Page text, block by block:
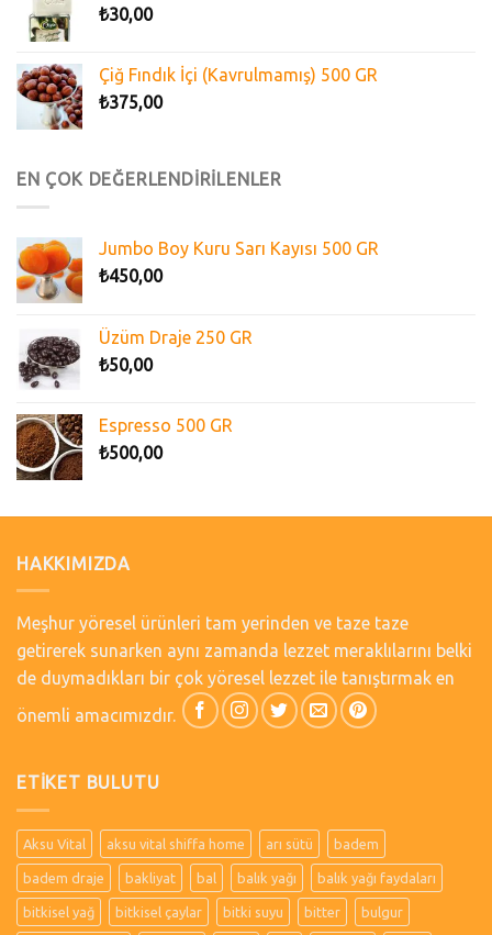
₺30,00
Çiğ Fındık İçi (Kavrulmamış) 500 GR
₺375,00
EN ÇOK DEĞERLENDİRİLENLER
Jumbo Boy Kuru Sarı Kayısı 500 GR
₺450,00
Üzüm Draje 250 GR
₺50,00
Espresso 500 GR
₺500,00
HAKKIMIZDA
Meşhur yöresel ürünleri tam yerinden ve taze taze
getirerek sunarken aynı zamanda lezzet meraklılarını belki
de duymadıkları bir çok yöresel lezzet ile tanıştırmak en
önemli amacımızdır.
ETIKET BULUTU
Aksu Vital aksu vital shiffa home arı sütü badem
badem draje bakliyat bal balık yağı balık yağı faydaları
bitkisel yağ bitkisel çaylar bitki suyu bitter bulgur